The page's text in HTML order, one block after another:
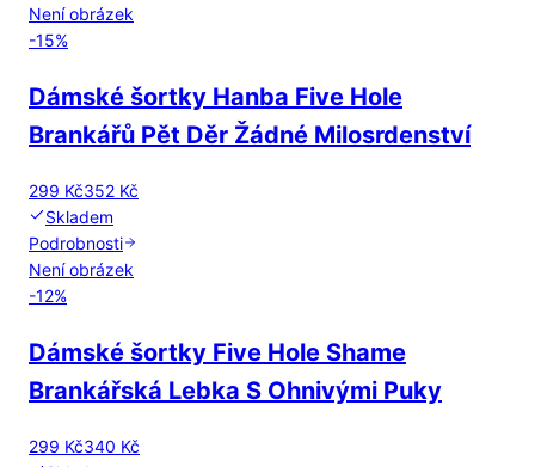
Není obrázek
-15%
Dámské šortky Hanba Five Hole
Brankářů Pět Děr Žádné Milosrdenství
299 Kč352 Kč
Skladem
Podrobnosti
Není obrázek
-12%
Dámské šortky Five Hole Shame
Brankářská Lebka S Ohnivými Puky
299 Kč340 Kč